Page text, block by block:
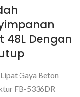
48L Dengan
Gaya Beton
FB-5336DR